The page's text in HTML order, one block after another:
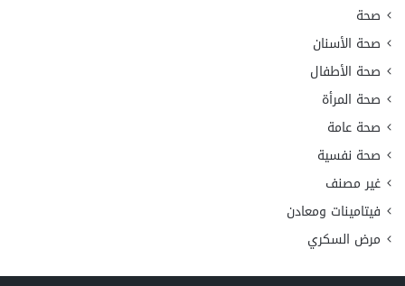
صحة
صحة الأسنان
صحة الأطفال
صحة المرأة
صحة عامة
صحة نفسية
غير مصنف
فيتامينات ومعادن
مرض السكري